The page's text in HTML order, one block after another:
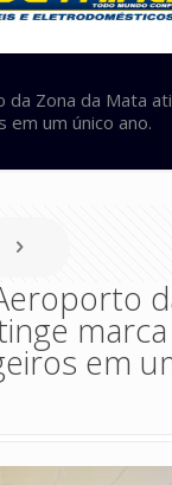
da Zona da Mata
em um único ano.
em